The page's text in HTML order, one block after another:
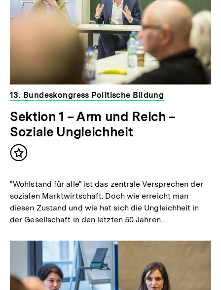
13. Bundeskongress Politische Bildung
Sektion 1 – Arm und Reich –
Soziale Ungleichheit
Inhalt
"Wohlstand für alle" ist das zentrale Versprechen der
sozialen Marktwirtschaft. Doch wie erreicht man
diesen Zustand und wie hat sich die Ungleichheit in
der Gesellschaft in den letzten 50 Jahren…